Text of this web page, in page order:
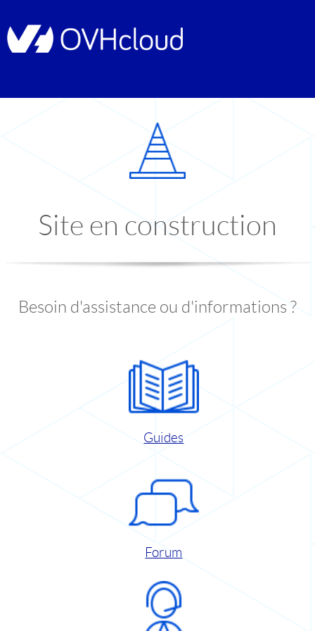
Site en construction
Besoin d'assistance ou d'informations ?
Guides
Forum